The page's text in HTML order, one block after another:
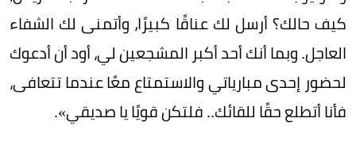
كيف حالك؟ أرسل لك عناقًا كبيرًا، وأتمنى لك الشفاء
العاجل. وبما أنك أحد أكبر المشجعين لي، أود أن أدعوك
لحضور إحدى مبارياتي والاستمتاع معًا عندما تتعافى،
فأنا أتطلع حقًا للقائك.. فلتكن قويًا يا صديقي».